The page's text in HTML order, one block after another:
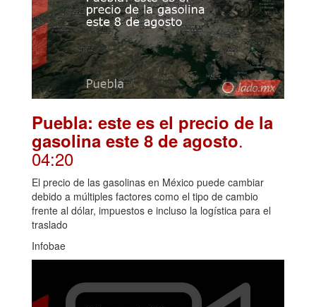
Puebla: este es el precio de la
gasolina este 8 de agosto.
04:20
El precio de las gasolinas en México puede cambiar
debido a múltiples factores como el tipo de cambio
frente al dólar, impuestos e incluso la logística para el
traslado
Infobae